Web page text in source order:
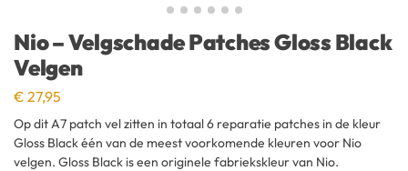
Nio – Velgschade Patches Gloss Black
Velgen
€ 27,95
Op dit A7 patch vel zitten in totaal 6 reparatie patches in de kleur
Gloss Black één van de meest voorkomende kleuren voor Nio
velgen. Gloss Black is een originele fabriekskleur van Nio.